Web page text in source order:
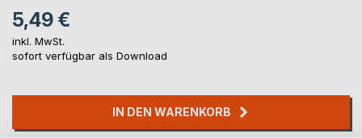
5,49 €
inkl. MwSt.
sofort verfügbar als Download
IN DEN WARENKORB